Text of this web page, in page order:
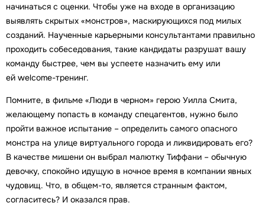
начинаться с оценки. Чтобы уже на входе в организацию
выявлять скрытых «монстров», маскирующихся под милых
созданий. Наученные карьерными консультантами правильно
проходить собеседования, такие кандидаты разрушат вашу
команду быстрее, чем вы успеете назначить ему или
ей welcome-тренинг.
Помните, в фильме «Люди в черном» герою Уилла Смита,
желающему попасть в команду спецагентов, нужно было
пройти важное испытание – определить самого опасного
монстра на улице виртуального города и ликвидировать его?
В качестве мишени он выбрал малютку Тиффани – обычную
девочку, спокойно идущую в ночное время в компании явных
чудовищ. Что, в общем-то, является странным фактом,
согласитесь? И оказался прав.